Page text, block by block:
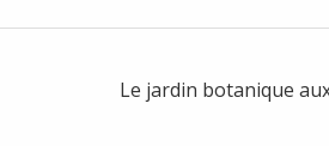
Le jardin botanique